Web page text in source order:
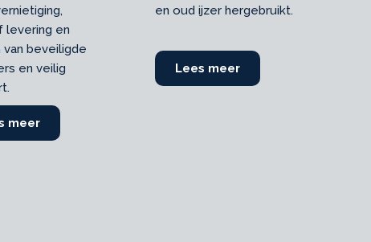
levering en
van beveiligde
en veilig
meer
en oud ijzer hergebruikt.
Lees meer